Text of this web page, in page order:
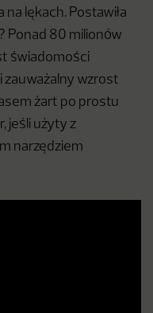
na lękach. Postawiła
Ponad 80 milionów
świadomości
zauważalny wzrost
żart po prostu
jeśli użyty z
narzędziem